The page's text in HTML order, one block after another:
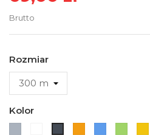
Brutto
Rozmiar
Kolor